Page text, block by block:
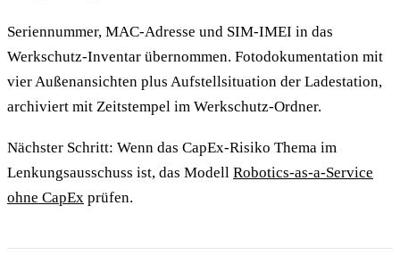
Seriennummer, MAC-Adresse und SIM-IMEI in das
Werkschutz-Inventar übernommen. Fotodokumentation mit
vier Außenansichten plus Aufstellsituation der Ladestation,
archiviert mit Zeitstempel im Werkschutz-Ordner.
Nächster Schritt: Wenn das CapEx-Risiko Thema im
Lenkungsausschuss ist, das Modell Robotics-as-a-Service
ohne CapEx prüfen.